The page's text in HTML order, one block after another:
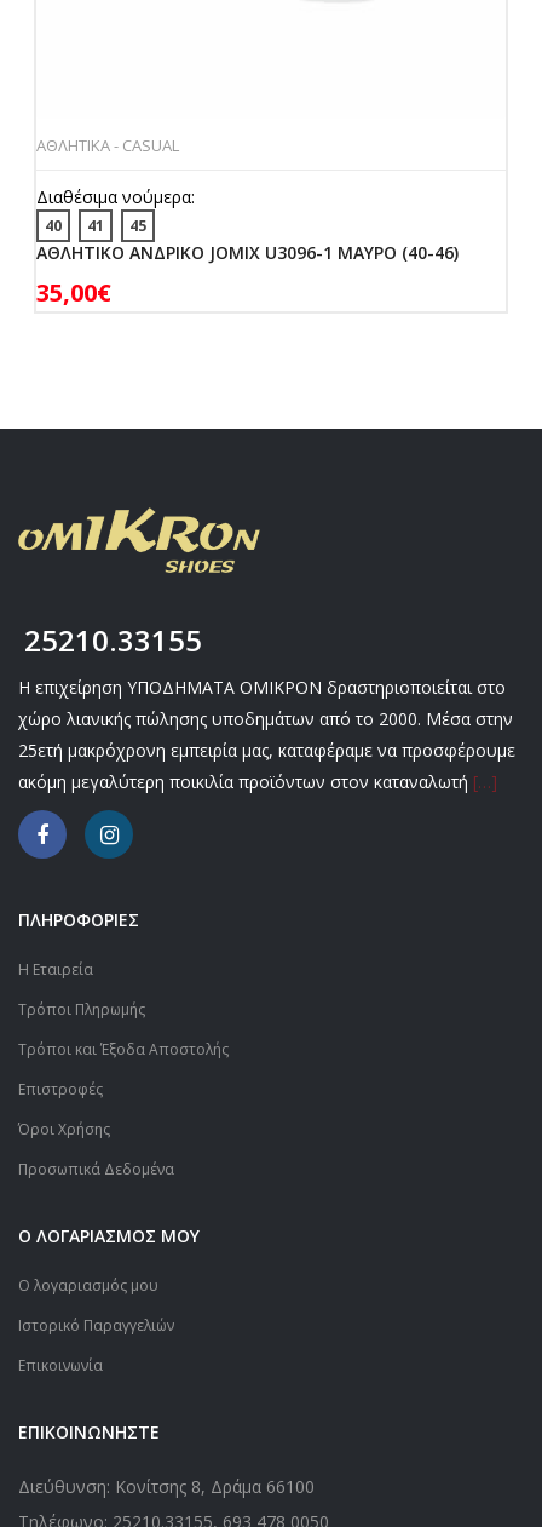
ΑΘΛΗΤΙΚΑ - CASUAL
Διαθέσιμα νούμερα:
40 41 45
ΑΘΛΗΤΙΚΟ ΑΝΔΡΙΚΟ JOMIX U3096-1 ΜΑΥΡΟ (40-46)
35,00€
25210.33155
Η επιχείρηση ΥΠΟΔΗΜΑΤΑ ΟΜΙΚΡΟΝ δραστηριοποιείται στο
χώρο λιανικής πώλησης υποδημάτων από το 2000. Μέσα στην
25ετή μακρόχρονη εμπειρία μας, καταφέραμε να προσφέρουμε
ακόμη μεγαλύτερη ποικιλία προϊόντων στον καταναλωτή […]
ΠΛΗΡΟΦΟΡΙΕΣ
Η Εταιρεία
Τρόποι Πληρωμής
Τρόποι και Έξοδα Αποστολής
Επιστροφές
Όροι Χρήσης
Προσωπικά Δεδομένα
Ο ΛΟΓΑΡΙΑΣΜΟΣ ΜΟΥ
Ο λογαριασμός μου
Ιστορικό Παραγγελιών
Επικοινωνία
ΕΠΙΚΟΙΝΩΝΗΣΤΕ
Διεύθυνση: Κονίτσης 8, Δράμα 66100
Τηλέφωνο: 25210.33155, 693 478 0050